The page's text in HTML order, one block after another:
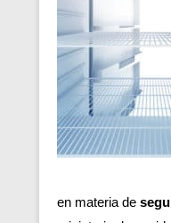
en materia de